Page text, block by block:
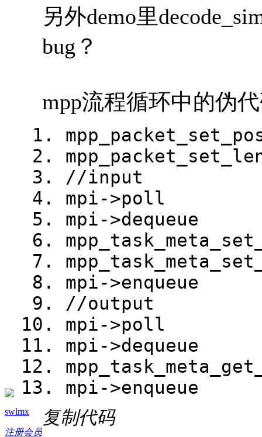
swlmx
注册会员
另外demo里
bug？
mpp流程循环中的伪
//input
mpi->poll
mpi->dequeue
mpi->enqueue
//output
mpi->poll
mpi->dequeue
mpi->enqueue
复制代码